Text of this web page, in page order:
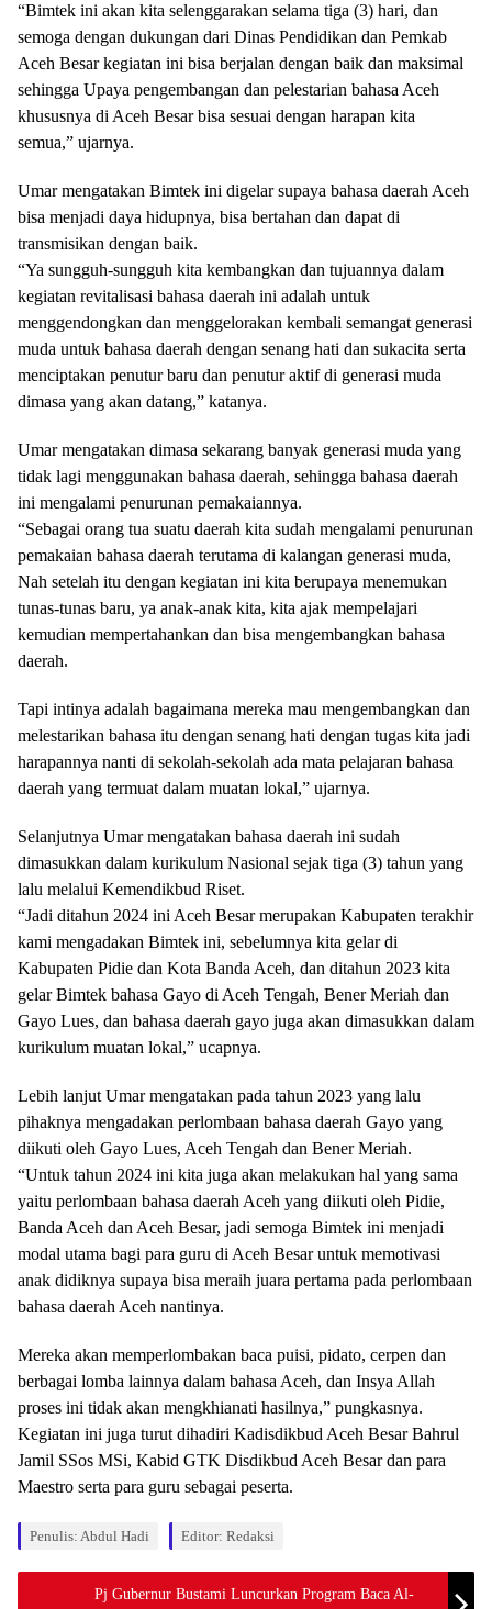
“Bimtek ini akan kita selenggarakan selama tiga (3) hari, dan
semoga dengan dukungan dari Dinas Pendidikan dan Pemkab
Aceh Besar kegiatan ini bisa berjalan dengan baik dan maksimal
sehingga Upaya pengembangan dan pelestarian bahasa Aceh
khususnya di Aceh Besar bisa sesuai dengan harapan kita
semua,” ujarnya.
Umar mengatakan Bimtek ini digelar supaya bahasa daerah Aceh
bisa menjadi daya hidupnya, bisa bertahan dan dapat di
transmisikan dengan baik.
“Ya sungguh-sungguh kita kembangkan dan tujuannya dalam
kegiatan revitalisasi bahasa daerah ini adalah untuk
menggendongkan dan menggelorakan kembali semangat generasi
muda untuk bahasa daerah dengan senang hati dan sukacita serta
menciptakan penutur baru dan penutur aktif di generasi muda
dimasa yang akan datang,” katanya.
Umar mengatakan dimasa sekarang banyak generasi muda yang
tidak lagi menggunakan bahasa daerah, sehingga bahasa daerah
ini mengalami penurunan pemakaiannya.
“Sebagai orang tua suatu daerah kita sudah mengalami penurunan
pemakaian bahasa daerah terutama di kalangan generasi muda,
Nah setelah itu dengan kegiatan ini kita berupaya menemukan
tunas-tunas baru, ya anak-anak kita, kita ajak mempelajari
kemudian mempertahankan dan bisa mengembangkan bahasa
daerah.
Tapi intinya adalah bagaimana mereka mau mengembangkan dan
melestarikan bahasa itu dengan senang hati dengan tugas kita jadi
harapannya nanti di sekolah-sekolah ada mata pelajaran bahasa
daerah yang termuat dalam muatan lokal,” ujarnya.
Selanjutnya Umar mengatakan bahasa daerah ini sudah
dimasukkan dalam kurikulum Nasional sejak tiga (3) tahun yang
lalu melalui Kemendikbud Riset.
“Jadi ditahun 2024 ini Aceh Besar merupakan Kabupaten terakhir
kami mengadakan Bimtek ini, sebelumnya kita gelar di
Kabupaten Pidie dan Kota Banda Aceh, dan ditahun 2023 kita
gelar Bimtek bahasa Gayo di Aceh Tengah, Bener Meriah dan
Gayo Lues, dan bahasa daerah gayo juga akan dimasukkan dalam
kurikulum muatan lokal,” ucapnya.
Lebih lanjut Umar mengatakan pada tahun 2023 yang lalu
pihaknya mengadakan perlombaan bahasa daerah Gayo yang
diikuti oleh Gayo Lues, Aceh Tengah dan Bener Meriah.
“Untuk tahun 2024 ini kita juga akan melakukan hal yang sama
yaitu perlombaan bahasa daerah Aceh yang diikuti oleh Pidie,
Banda Aceh dan Aceh Besar, jadi semoga Bimtek ini menjadi
modal utama bagi para guru di Aceh Besar untuk memotivasi
anak didiknya supaya bisa meraih juara pertama pada perlombaan
bahasa daerah Aceh nantinya.
Mereka akan memperlombakan baca puisi, pidato, cerpen dan
berbagai lomba lainnya dalam bahasa Aceh, dan Insya Allah
proses ini tidak akan mengkhianati hasilnya,” pungkasnya.
Kegiatan ini juga turut dihadiri Kadisdikbud Aceh Besar Bahrul
Jamil SSos MSi, Kabid GTK Disdikbud Aceh Besar dan para
Maestro serta para guru sebagai peserta.
Penulis: Abdul Hadi Editor: Redaksi
Pj Gubernur Bustami Luncurkan Program Baca Al-